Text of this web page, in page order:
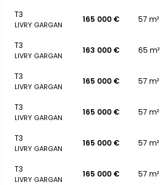
T3
LIVRY GARGAN
165 000 € 57 m²
T3
LIVRY GARGAN
163 000 € 65 m²
T3
LIVRY GARGAN
165 000 € 57 m²
T3
LIVRY GARGAN
165 000 € 57 m²
T3
LIVRY GARGAN
165 000 € 57 m²
T3
LIVRY GARGAN
165 000 € 57 m²